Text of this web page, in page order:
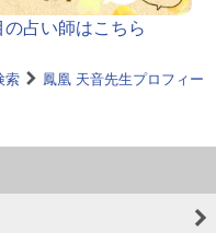
占い師はこちら
索
鳳凰 天音先生プロフィー